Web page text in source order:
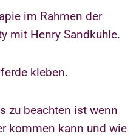
im Rahmen der
mit Henry Sandkuhle.
kleben.
zu beachten ist wenn
kommen kann und wie